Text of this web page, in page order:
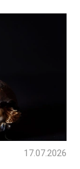
17.07.2026